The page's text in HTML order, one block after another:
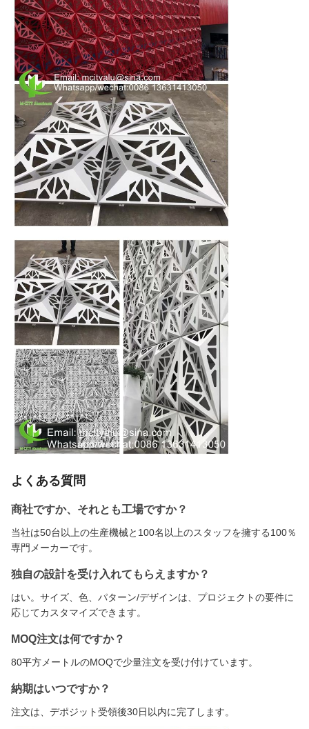
よくある質問
商社ですか、それとも工場ですか？
当社は50台以上の生産機械と100名以上のスタッフを擁する100％
専門メーカーです。
独自の設計を受け入れてもらえますか？
はい。サイズ、色、パターン/デザインは、プロジェクトの要件に
応じてカスタマイズできます。
MOQ注文は何ですか？
80平方メートルのMOQで少量注文を受け付けています。
納期はいつですか？
注文は、デポジット受領後30日以内に完了します。